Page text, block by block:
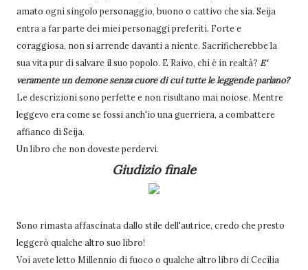
amato ogni singolo personaggio, buono o cattivo che sia. Seija
entra a far parte dei miei personaggi preferiti. Forte e
coraggiosa, non si arrende davanti a niente. Sacrificherebbe la
sua vita pur di salvare il suo popolo. E Raivo, chi è in realtà? E'
veramente un demone senza cuore di cui tutte le leggende parlano?
Le descrizioni sono perfette e non risultano mai noiose. Mentre
leggevo era come se fossi anch'io una guerriera, a combattere
affianco di Seija.
Un libro che non doveste perdervi.
Giudizio finale
Sono rimasta affascinata dallo stile dell'autrice, credo che presto
leggerò qualche altro suo libro!
Voi avete letto Millennio di fuoco o qualche altro libro di Cecilia